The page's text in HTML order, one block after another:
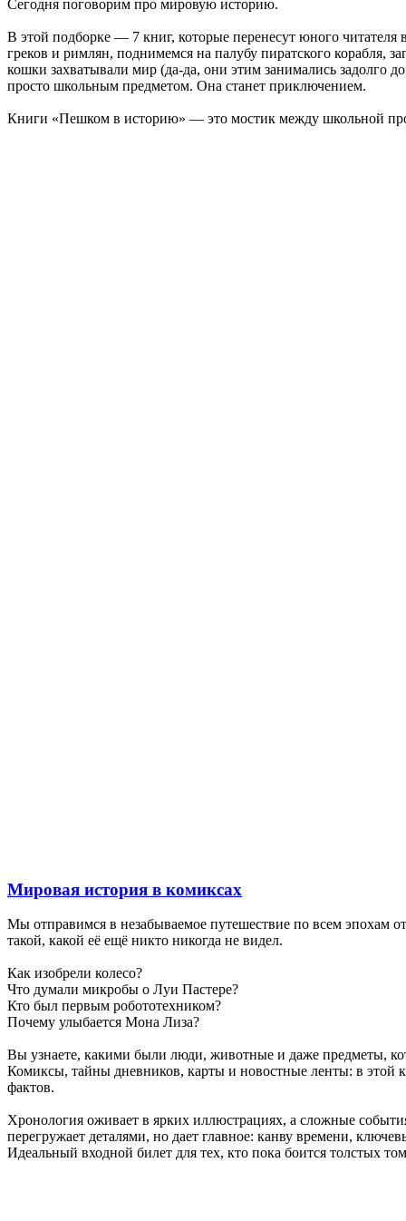
Сегодня поговорим про мировую историю.
В этой подборке — 7 книг, которые перенесут юного
греков и римлян, поднимемся на палубу пиратского корабля,
кошки захватывали мир (да-да, они этим занимались задолго
просто школьным предметом. Она станет приключением.
Книги «Пешком в историю» — это мостик между школьной
Мировая история в комиксах
Мы отправимся в незабываемое путешествие по всем эпохам
такой, какой её ещё никто никогда не видел.
Как изобрели колесо?
Что думали микробы о Луи Пастере?
Кто был первым робототехником?
Почему улыбается Мона Лиза?
Вы узнаете, какими были люди, животные и даже предметы,
Комиксы, тайны дневников, карты и новостные ленты: в этой
фактов.
Хронология оживает в ярких иллюстрациях, а сложные
перегружает деталями, но дает главное: канву времени,
Идеальный входной билет для тех, кто пока боится толстых